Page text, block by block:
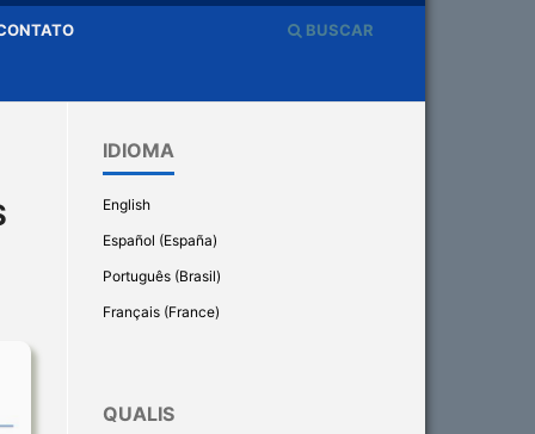
BUSCAR
IDIOMA
English
Español (España)
Português (Brasil)
Français (France)
QUALIS